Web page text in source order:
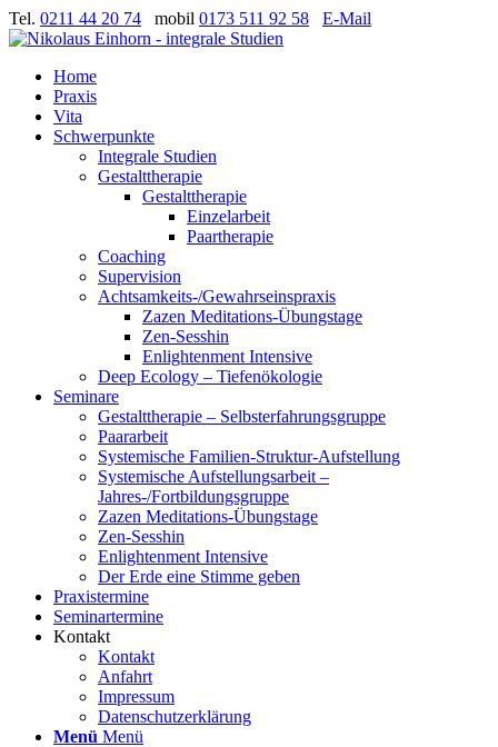
Tel. 0211 44 20 74 mobil 0173 511 92 58 E-Mail
Home
Praxis
Vita
Schwerpunkte
Integrale Studien
Gestalttherapie
Gestalttherapie
Einzelarbeit
Paartherapie
Coaching
Supervision
Achtsamkeits-/Gewahrseinspraxis
Zazen Meditations-Übungstage
Zen-Sesshin
Enlightenment Intensive
Deep Ecology – Tiefenökologie
Seminare
Gestalttherapie – Selbsterfahrungsgruppe
Paararbeit
Systemische Familien-Struktur-Aufstellung
Systemische Aufstellungsarbeit –
Jahres-/Fortbildungsgruppe
Zazen Meditations-Übungstage
Zen-Sesshin
Enlightenment Intensive
Der Erde eine Stimme geben
Praxistermine
Seminartermine
Kontakt
Kontakt
Anfahrt
Impressum
Datenschutzerklärung
Menü Menü